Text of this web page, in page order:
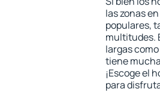
las zonas
populares,
multitudes.
largas
tiene
¡Escoge el
para